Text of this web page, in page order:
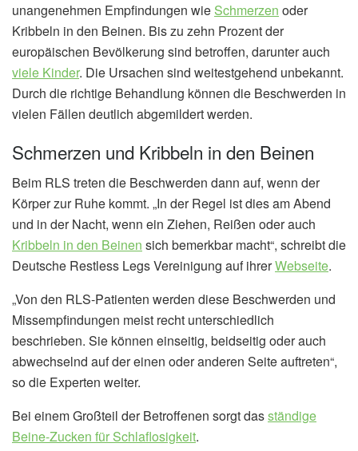
unangenehmen Empfindungen wie Schmerzen oder
Kribbeln in den Beinen. Bis zu zehn Prozent der
europäischen Bevölkerung sind betroffen, darunter auch
viele Kinder. Die Ursachen sind weitestgehend unbekannt.
Durch die richtige Behandlung können die Beschwerden in
vielen Fällen deutlich abgemildert werden.
Schmerzen und Kribbeln in den Beinen
Beim RLS treten die Beschwerden dann auf, wenn der
Körper zur Ruhe kommt. „In der Regel ist dies am Abend
und in der Nacht, wenn ein Ziehen, Reißen oder auch
Kribbeln in den Beinen sich bemerkbar macht“, schreibt die
Deutsche Restless Legs Vereinigung auf ihrerWebseite.
„Von den RLS-Patienten werden diese Beschwerden und
Missempfindungen meist recht unterschiedlich
beschrieben. Sie können einseitig, beidseitig oder auch
abwechselnd auf der einen oder anderen Seite auftreten“,
so die Experten weiter.
Bei einem Großteil der Betroffenen sorgt dasständige
Beine-Zucken für Schlaflosigkeit.